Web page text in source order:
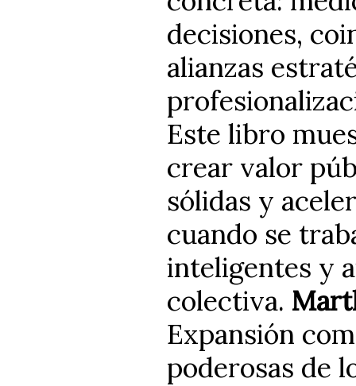
decisiones,
alianzas
Este libro
crear valor
sólidas y
cuando se
inteligentes y
colectiva.
Expansión
poderosas de